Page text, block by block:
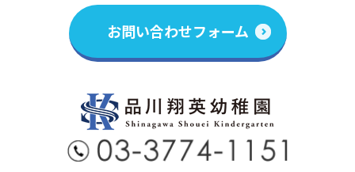
お問い合わせフォーム